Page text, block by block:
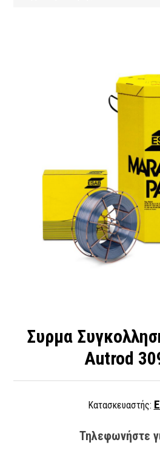
Συρμα
Autrod
Κατασκευαστής:
Τηλεφωνήστε